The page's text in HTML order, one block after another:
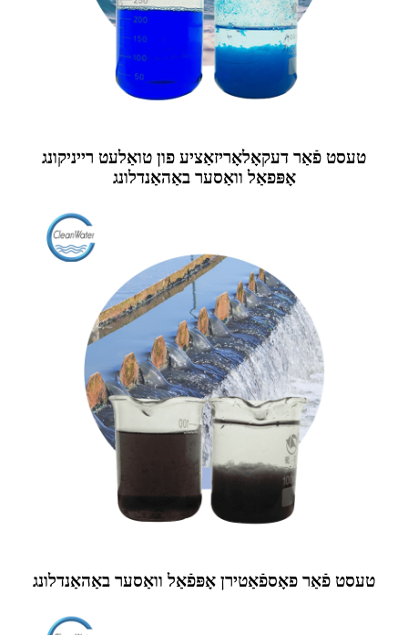
טעסט פֿאַר דעקאָלאָריזאַציע פון ​​טואַלעט רייניקונג
אָפּפאַל וואַסער באַהאַנדלונג
טעסט פֿאַר פאָספֿאַטירן אָפּפֿאַל וואַסער באַהאַנדלונג